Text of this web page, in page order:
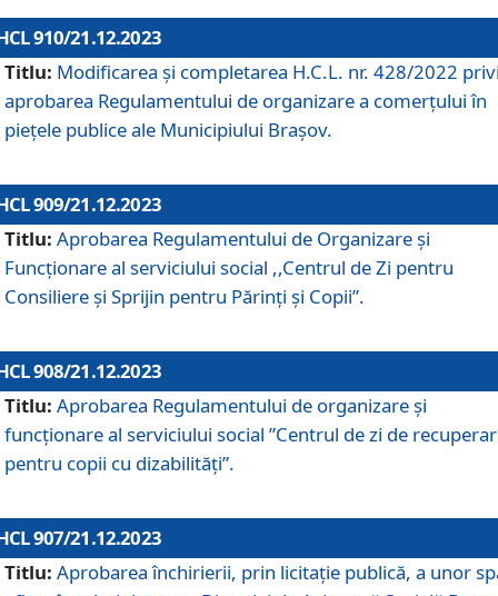
910/21.12.2023
Titlu: Modificarea și completarea H.C.L. nr. 428/2022
aprobarea Regulamentului de organizare a comerțului în
piețele publice ale Municipiului Braşov.
909/21.12.2023
Titlu: Aprobarea Regulamentului de Organizare și
Funcționare al serviciului social ,,Centrul de Zi pentru
Consiliere şi Sprijin pentru Părinţi şi Copii”.
908/21.12.2023
Titlu: Aprobarea Regulamentului de organizare şi
funcţionare al serviciului social ”Centrul de zi de
pentru copii cu dizabilități”.
907/21.12.2023
Titlu: Aprobarea închirierii, prin licitație publică, a unor